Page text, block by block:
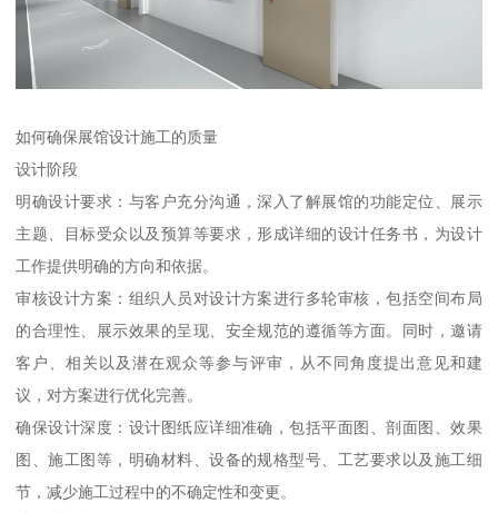
如何确保展馆设计施工的质量
设计阶段
明确设计要求：与客户充分沟通，深入了解展馆的功能定位、展示
主题、目标受众以及预算等要求，形成详细的设计任务书，为设计
工作提供明确的方向和依据。
审核设计方案：组织人员对设计方案进行多轮审核，包括空间布局
的合理性、展示效果的呈现、安全规范的遵循等方面。同时，邀请
客户、相关以及潜在观众等参与评审，从不同角度提出意见和建
议，对方案进行优化完善。
确保设计深度：设计图纸应详细准确，包括平面图、剖面图、效果
图、施工图等，明确材料、设备的规格型号、工艺要求以及施工细
节，减少施工过程中的不确定性和变更。